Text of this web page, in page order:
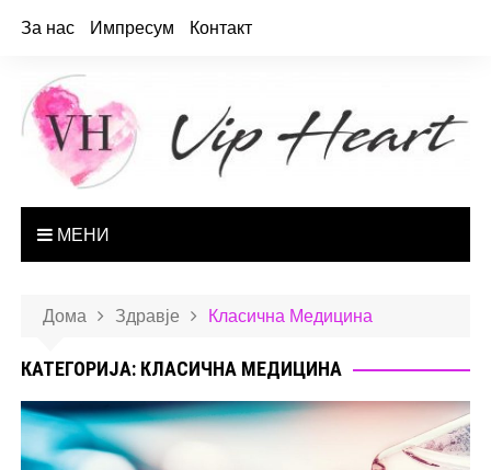
За нас Импресум Контакт
МЕНИ
Дома Здравје Класична Медицина
КАТЕГОРИЈА: КЛАСИЧНА МЕДИЦИНА